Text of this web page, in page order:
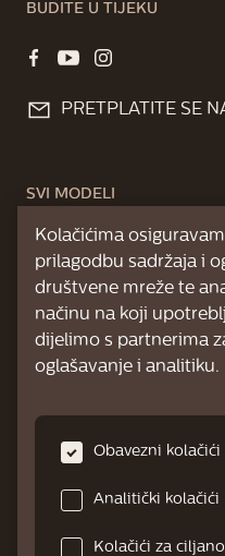
BUDITE U TIJEKU
PRETPLATITE SE
SVI MODELI
SERIJA GRANAROMA
GranAroma
O NAMA
PREGLED PODRŠKE
Videozapisi za pomoć
Česta pitanja
Kolačićima
prilagodbu sadržaja i
društvene mreže te
načinu na koji
dijelimo s partnerima
oglašavanje i analitiku.
Obavezni kolačići
Analitički kolačići
Kolačići za